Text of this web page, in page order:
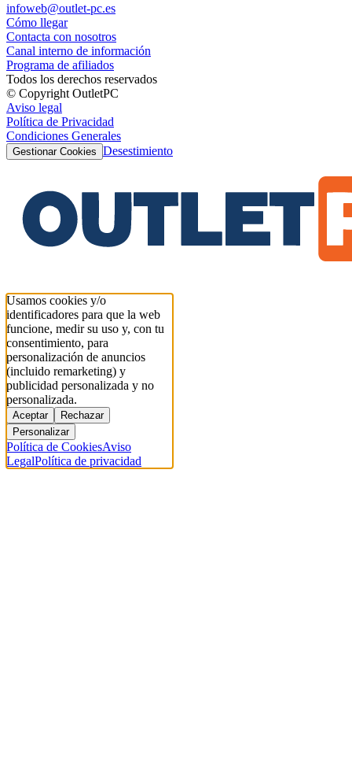
infoweb@outlet-pc.es
Cómo llegar
Contacta con nosotros
Canal interno de información
Programa de afiliados
Todos los derechos reservados
© Copyright OutletPC
Aviso legal
Política de Privacidad
Condiciones Generales
Gestionar Cookies Desestimiento
Usamos cookies y/o
identificadores para que la web
funcione, medir su uso y, con tu
consentimiento, para
personalización de anuncios
(incluido remarketing) y
publicidad personalizada y no
personalizada.
Aceptar
Rechazar
Personalizar
Política de CookiesAviso
LegalPolítica de privacidad